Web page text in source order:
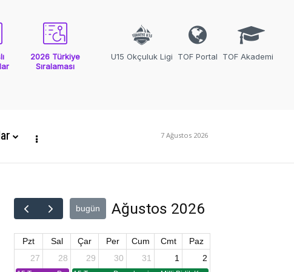
2026 Türkiye
Sıralaması
U15 Okçuluk Ligi TOF Portal TOF Akademi
7 Ağustos 2026
bugün Ağustos 2026
Pzt Sal Çar Per Cum Cmt
Paz
27
28 29 30 31 1 2